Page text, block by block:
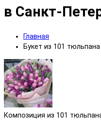
в Санкт-
Главная
Букет из 101 тюльпана
Композиция из 101